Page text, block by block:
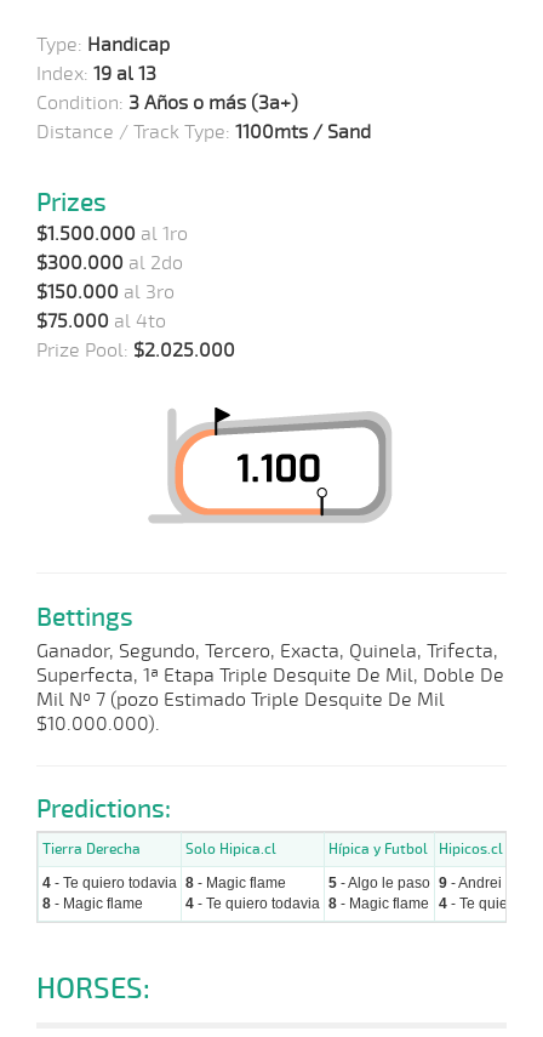
Type: Handicap
Index: 19 al 13
Condition: 3 Años o más (3a+)
Distance / Track Type: 1100mts / Sand
Prizes
$1.500.000 al 1ro
$300.000 al 2do
$150.000 al 3ro
$75.000 al 4to
Prize Pool: $2.025.000
Bettings
Ganador, Segundo, Tercero, Exacta, Quinela, Trifecta,
Superfecta, 1ª Etapa Triple Desquite De Mil, Doble De
Mil Nº 7 (pozo Estimado Triple Desquite De Mil
$10.000.000).
Predictions:
Tierra Derecha Solo Hipica.cl Hípica y Futbol Hipicos.cl
4 - Te quiero todavia
8 - Magic flame
8 - Magic flame
4 - Te quiero todavia
5 - Algo le paso
8 - Magic flame
9 - Andrei
4 - Te quiero
HORSES: